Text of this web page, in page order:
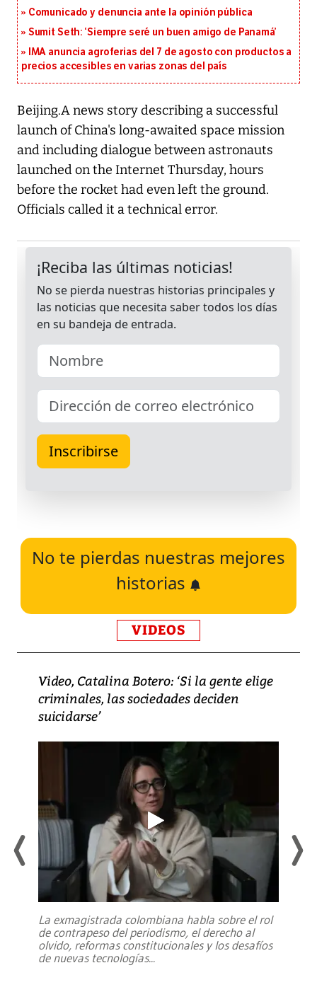
Comunicado y denuncia ante la opinión pública
Sumit Seth: ‘Siempre seré un buen amigo de Panamá’
IMA anuncia agroferias del 7 de agosto con productos a
precios accesibles en varias zonas del país
Beijing.A news story describing a successful
launch of China's long-awaited space mission
and including dialogue between astronauts
launched on the Internet Thursday, hours
before the rocket had even left the ground.
Officials called it a technical error.
No te pierdas nuestras mejores
historias
VIDEOS
Video, Catalina Botero: ‘Si la gente elige
criminales, las sociedades deciden
suicidarse’
La exmagistrada colombiana habla sobre el rol
de contrapeso del periodismo, el derecho al
olvido, reformas constitucionales y los desafíos
de nuevas tecnologías...